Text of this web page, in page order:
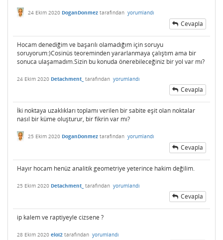
24 Ekim 2020 DoganDonmez tarafından yorumlandı
Cevapla
Hocam denediğim ve başarılı olamadığım için soruyu
soruyorum:)Cosinüs teoreminden yararlanmaya çalıştım ama bir
sonuca ulaşamadım.Sizin bu konuda önerebileceğiniz bir yol var mı?
24 Ekim 2020 Detachment_ tarafından yorumlandı
Cevapla
İki noktaya uzaklıkları toplamı verilen bir sabite eşit olan noktalar
nasıl bir küme oluşturur, bir fikrin var mı?
25 Ekim 2020 DoganDonmez tarafından yorumlandı
Cevapla
Hayır hocam henüz analitik geometriye yeterince hakim değilim.
25 Ekim 2020 Detachment_ tarafından yorumlandı
Cevapla
ip kalem ve raptiyeyle cizsene ?
28 Ekim 2020 eloi2 tarafından yorumlandı